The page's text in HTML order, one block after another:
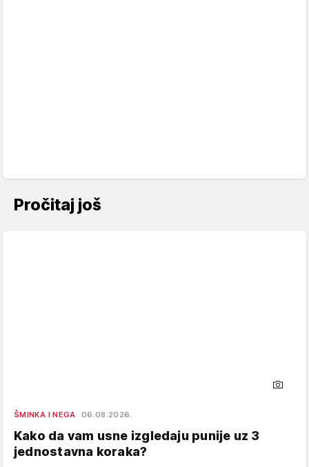
Pročitaj još
ŠMINKA I NEGA 06.08.2026.
Kako da vam usne izgledaju punije uz 3
jednostavna koraka?